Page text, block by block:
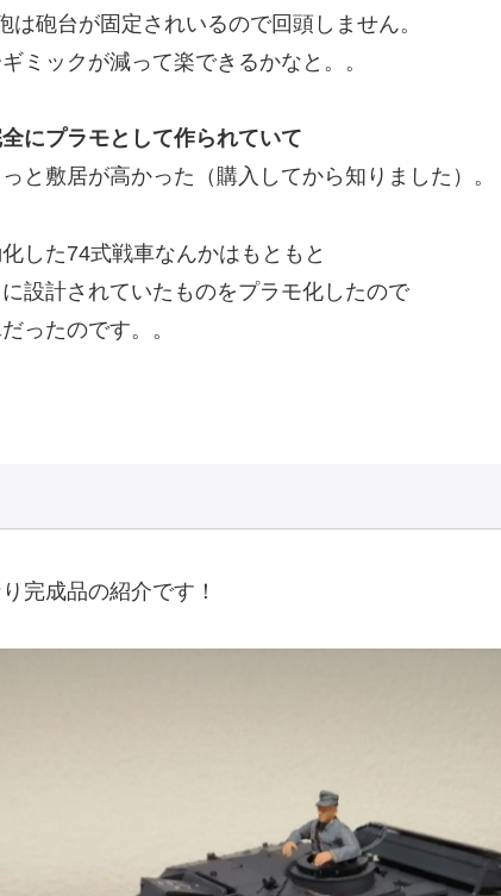
は砲台が固定されいるので回頭しません。
ミックが減って楽できるかなと。。
にプラモとして作られていて
と敷居が高かった（購入してから知りました）。
した74式戦車なんかはもともと
設計されていたものをプラモ化したので
ったのです。。
完成品の紹介です！